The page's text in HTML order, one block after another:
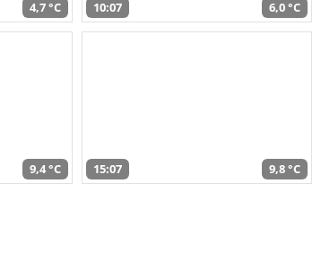
4,7 °C 10:07 6,0 °C
9,4 °C 15:07 9,8 °C